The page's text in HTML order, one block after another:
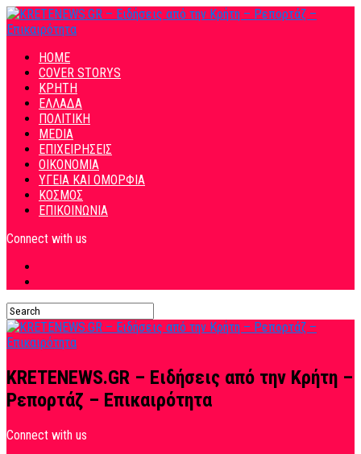
HOME
COVER STORYS
ΚΡΗΤΗ
ΕΛΛΑΔΑ
ΠΟΛΙΤΙΚΗ
MEDIA
ΕΠΙΧΕΙΡΗΣΕΙΣ
ΟΙΚΟΝΟΜΙΑ
ΥΓΕΙΑ ΚΑΙ ΟΜΟΡΦΙΑ
ΚΟΣΜΟΣ
ΕΠΙΚΟΙΝΩΝΙΑ
Connect with us
KRETENEWS.GR – Ειδήσεις από την Κρήτη –
Ρεπορτάζ – Επικαιρότητα
Connect with us